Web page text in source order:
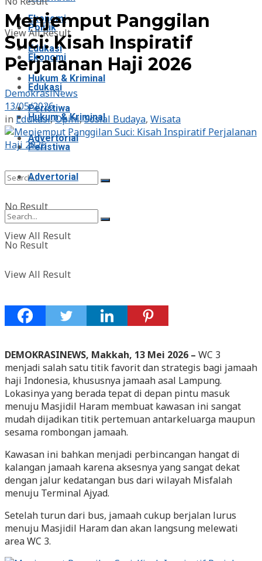
Ekonomi
Edukasi
Hukum & Kriminal
Peristiwa
Advertorial
No Result
View All Result
Politik
Ekonomi
Edukasi
Hukum & Kriminal
Peristiwa
Advertorial
No Result
View All Result
View All Result
Menjemput Panggilan
Suci: Kisah Inspiratif
Perjalanan Haji 2026
DemokrasiNews
13/05/2026
in Edukasi,Opini,Sosial Budaya, Wisata
DEMOKRASINEWS, Makkah, 13 Mei 2026 – WC 3
menjadi salah satu titik favorit dan strategis bagi jamaah
haji Indonesia, khususnya jamaah asal Lampung.
Lokasinya yang berada tepat di depan pintu masuk
menuju Masjidil Haram membuat kawasan ini sangat
mudah dijadikan titik pertemuan antarkeluarga maupun
sesama rombongan jamaah.
Kawasan ini bahkan menjadi perbincangan hangat di
kalangan jamaah karena aksesnya yang sangat dekat
dengan jalur kedatangan bus dari wilayah Misfalah
menuju Terminal Ajyad.
Setelah turun dari bus, jamaah cukup berjalan lurus
menuju Masjidil Haram dan akan langsung melewati
area WC 3.